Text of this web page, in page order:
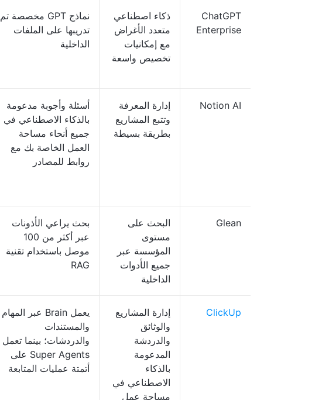
ChatGPT
Enterprise
ذكاء اصطناعي
متعدد الأغراض
مع إمكانيات
تخصيص واسعة
نماذج GPT مخصصة تم
تدريبها على الملفات
الداخلية
Notion AI
إدارة المعرفة
وتتبع المشاريع
بطريقة بسيطة
أسئلة وأجوبة مدعومة
بالذكاء الاصطناعي في
جميع أنحاء مساحة
العمل الخاصة بك مع
روابط للمصادر
Glean
البحث على
مستوى
المؤسسة عبر
جميع الأدوات
الداخلية
بحث يراعي الأذونات
عبر أكثر من 100
موصل باستخدام تقنية
RAG
ClickUp
إدارة المشاريع
والوثائق
والدردشة
المدعومة
بالذكاء
الاصطناعي في
مساحة عمل
يعمل Brain عبر المهام
والمستندات
والدردشات؛ بينما تعمل
Super Agents على
أتمتة عمليات المتابعة